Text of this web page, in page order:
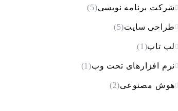
شرکت برنامه نویسی(5)
طراحی سایت(5)
لپ تاپ(1)
نرم افزارهای تحت وب(1)
هوش مصنوعی(2)